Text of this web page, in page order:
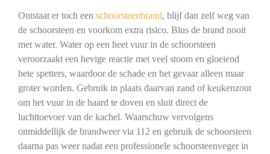
Ontstaat er toch een schoorsteenbrand, blijf dan zelf weg van
de schoorsteen en voorkom extra risico. Blus de brand nooit
met water. Water op een heet vuur in de schoorsteen
veroorzaakt een hevige reactie met veel stoom en gloeiend
hete spetters, waardoor de schade en het gevaar alleen maar
groter worden. Gebruik in plaats daarvan zand of keukenzout
om het vuur in de haard te doven en sluit direct de
luchttoevoer van de kachel. Waarschuw vervolgens
onmiddellijk de brandweer via 112 en gebruik de schoorsteen
daarna pas weer nadat een professionele schoorsteenveger in